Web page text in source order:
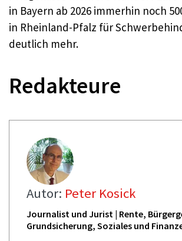
in Bayern ab 2026 immerhin noch
in Rheinland-Pfalz für
deutlich mehr.
Redakteure
Autor: Peter Kosick
Journalist und Jurist | Rente,
Grundsicherung, Soziales und